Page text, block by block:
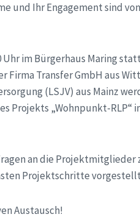
und Ihr Engagement sind
im Bürgerhaus Maring
Transfer GmbH aus
(LSJV) aus Mainz
Projekts „Wohnpunkt-RLP“
an die
Projektschritte
Austausch!